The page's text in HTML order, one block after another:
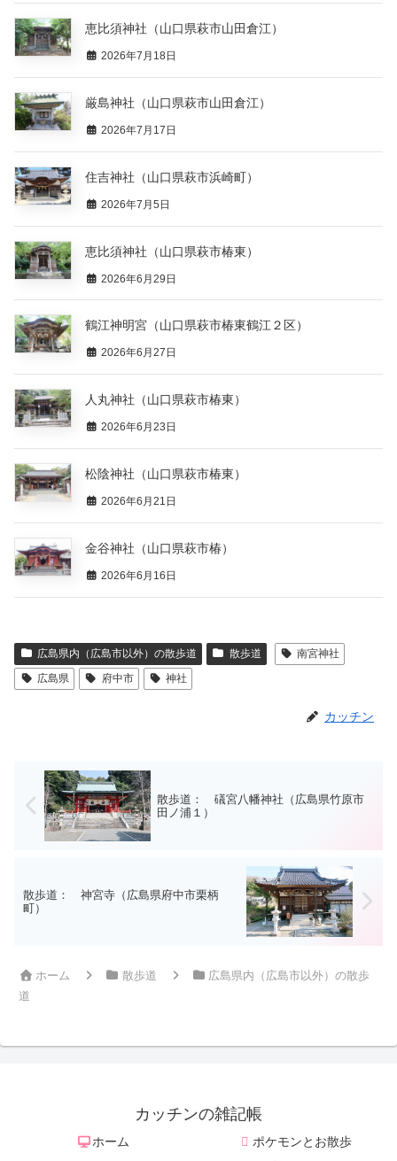
恵比須神社（山口県萩市山田倉江）
2026年7月18日
厳島神社（山口県萩市山田倉江）
2026年7月17日
住吉神社（山口県萩市浜崎町）
2026年7月5日
恵比須神社（山口県萩市椿東）
2026年6月29日
鶴江神明宮（山口県萩市椿東鶴江２区）
2026年6月27日
人丸神社（山口県萩市椿東）
2026年6月23日
松陰神社（山口県萩市椿東）
2026年6月21日
金谷神社（山口県萩市椿）
2026年6月16日
広島県内（広島市以外）の散歩道 散歩道
南宮神社
広島県
府中市 神社
カッチン
散歩道： 礒宮八幡神社（広島県竹原市
田ノ浦１）
散歩道： 神宮寺（広島県府中市栗柄
町）
ホーム 散歩道
広島県内（広島市以外）の散歩
道
カッチンの雑記帳
ホーム
ポケモンとお散歩